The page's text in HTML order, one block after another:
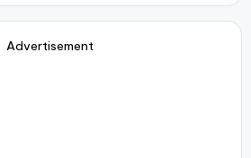
Advertisement